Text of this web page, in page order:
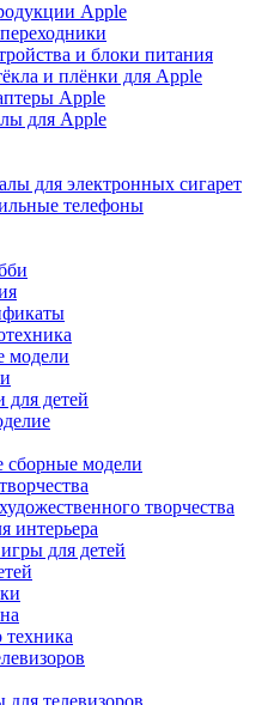
Apple
и блоки питания
и плёнки для Apple
Apple
для Apple
для электронных сигарет
телефоны
модели
для детей
модели
творчества
интерьера
для детей
техника
телевизоров